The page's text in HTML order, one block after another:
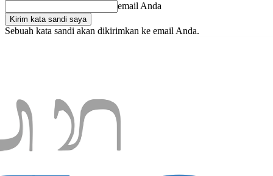
email Anda
Sebuah kata sandi akan dikirimkan ke email Anda.